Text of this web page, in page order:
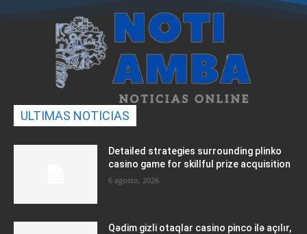
ULTIMAS NOTICIAS
Detailed strategies surrounding plinko
casino game for skillful prize acquisition
6 agosto, 2026
Qədim gizli otaqlar casino pinco ilə açılır,